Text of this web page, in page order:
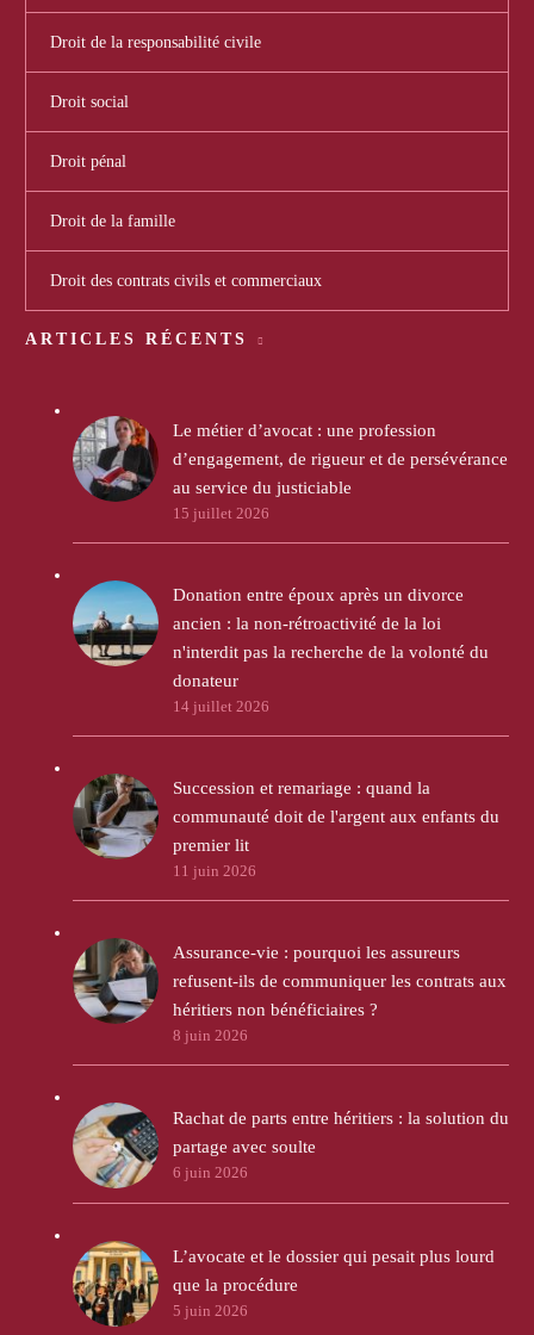
Droit de la responsabilité civile
Droit social
Droit pénal
Droit de la famille
Droit des contrats civils et commerciaux
ARTICLES RÉCENTS
Le métier d’avocat : une profession
d’engagement, de rigueur et de persévérance
au service du justiciable
15 juillet 2026
Donation entre époux après un divorce
ancien : la non-rétroactivité de la loi
n'interdit pas la recherche de la volonté du
donateur
14 juillet 2026
Succession et remariage : quand la
communauté doit de l'argent aux enfants du
premier lit
11 juin 2026
Assurance-vie : pourquoi les assureurs
refusent-ils de communiquer les contrats aux
héritiers non bénéficiaires ?
8 juin 2026
Rachat de parts entre héritiers : la solution du
partage avec soulte
6 juin 2026
L’avocate et le dossier qui pesait plus lourd
que la procédure
5 juin 2026